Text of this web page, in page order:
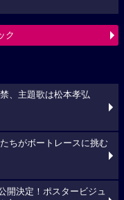
ク
、主題歌は松本孝弘
ちがボートレースに挑む
開決定！ポスタービジュ